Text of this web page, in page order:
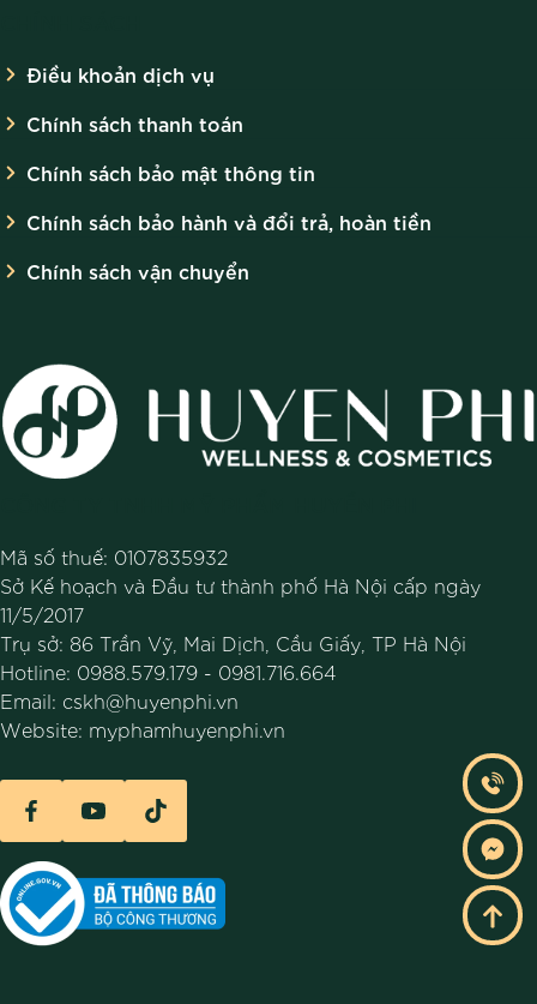
Điều khoản dịch vụ
Chính sách thanh toán
Chính sách bảo mật thông tin
Chính sách bảo hành và đổi trả, hoàn tiền
Chính sách vận chuyển
Mã số thuế: 0107835932
Sở Kế hoạch và Đầu tư thành phố Hà Nội cấp ngày
11/5/2017
Trụ sở: 86 Trần Vỹ, Mai Dịch, Cầu Giấy, TP Hà Nội
Hotline: 0988.579.179 - 0981.716.664
Email: cskh@huyenphi.vn
Website: myphamhuyenphi.vn